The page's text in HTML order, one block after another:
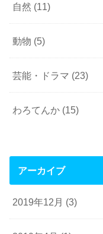
自然 (11)
動物 (5)
芸能・ドラマ (23)
わろてんか (15)
アーカイブ
2019年12月 (3)